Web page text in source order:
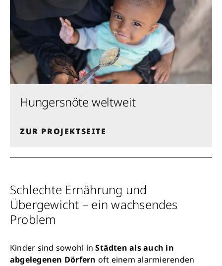
Hungersnöte weltweit
ZUR PROJEKTSEITE
Schlechte Ernährung und
Übergewicht – ein wachsendes
Problem
Kinder sind sowohl inStädten als auch in
abgelegenen Dörfern oft einem alarmierenden